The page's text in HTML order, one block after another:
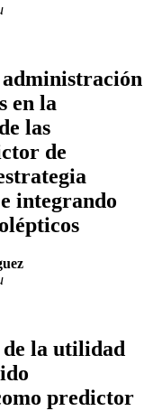
en la
las
de
integrando
la utilidad
predictor